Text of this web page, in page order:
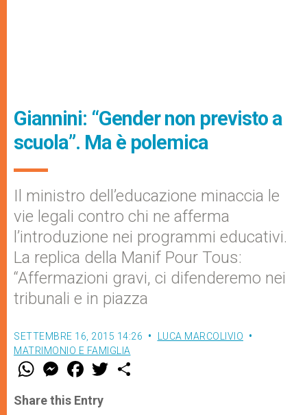
Giannini: “Gender non previsto a
scuola”. Ma è polemica
Il ministro dell’educazione minaccia le
vie legali contro chi ne afferma
l’introduzione nei programmi educativi.
La replica della Manif Pour Tous:
“Affermazioni gravi, ci difenderemo nei
tribunali e in piazza
SETTEMBRE 16, 2015 14:26
LUCA MARCOLIVIO
MATRIMONIO E FAMIGLIA
W
t
s
M
e
s
e
F
a
e
b
w
Share this Entry